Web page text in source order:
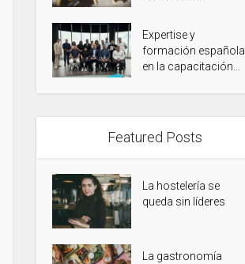
Expertise y
formación española
en la capacitación...
Featured Posts
La hostelería se
queda sin líderes
La gastronomía